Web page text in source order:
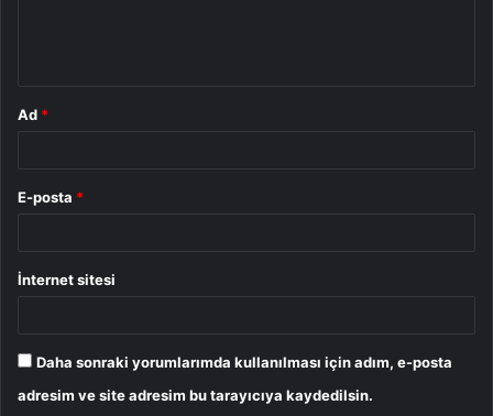
Ad *
E-posta *
İnternet sitesi
Daha sonraki yorumlarımda kullanılması için adım, e-posta
adresim ve site adresim bu tarayıcıya kaydedilsin.